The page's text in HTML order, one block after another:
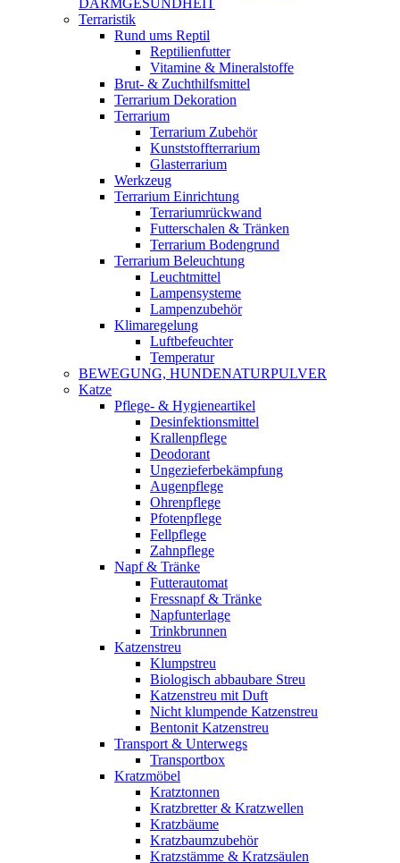
DARMGESUNDHEIT
Terraristik
Rund ums Reptil
Reptilienfutter
Vitamine & Mineralstoffe
Brut- & Zuchthilfsmittel
Terrarium Dekoration
Terrarium
Terrarium Zubehör
Kunststoffterrarium
Glasterrarium
Werkzeug
Terrarium Einrichtung
Terrariumrückwand
Futterschalen & Tränken
Terrarium Bodengrund
Terrarium Beleuchtung
Leuchtmittel
Lampensysteme
Lampenzubehör
Klimaregelung
Luftbefeuchter
Temperatur
BEWEGUNG, HUNDENATURPULVER
Katze
Pflege- & Hygieneartikel
Desinfektionsmittel
Krallenpflege
Deodorant
Ungezieferbekämpfung
Augenpflege
Ohrenpflege
Pfotenpflege
Fellpflege
Zahnpflege
Napf & Tränke
Futterautomat
Fressnapf & Tränke
Napfunterlage
Trinkbrunnen
Katzenstreu
Klumpstreu
Biologisch abbaubare Streu
Katzenstreu mit Duft
Nicht klumpende Katzenstreu
Bentonit Katzenstreu
Transport & Unterwegs
Transportbox
Kratzmöbel
Kratztonnen
Kratzbretter & Kratzwellen
Kratzbäume
Kratzbaumzubehör
Kratzstämme & Kratzsäulen